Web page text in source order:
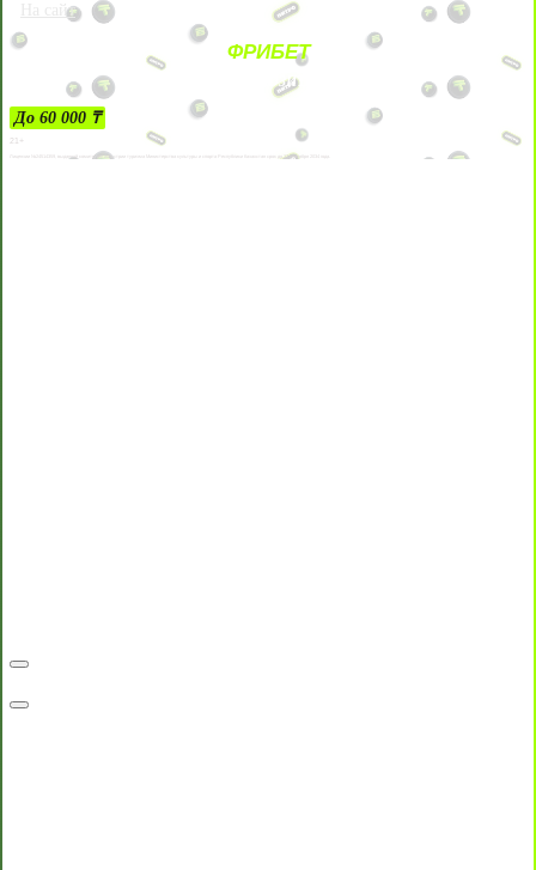
На сайт
ФРИБЕТ
ЗА ДЕПОЗИТЫ
До 60 000 ₸
21+
Лицензии №24514359, выданной комитетом индустрии туризма Министерства культуры и спорта Республики Казахстан срок до 27 сентября 2034 года.